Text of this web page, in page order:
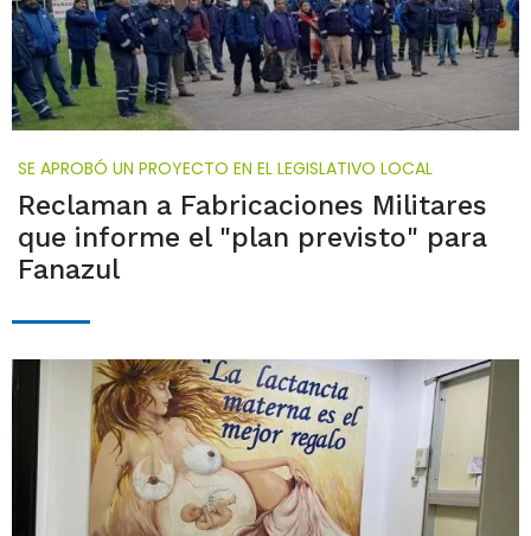
SE APROBÓ UN PROYECTO EN EL LEGISLATIVO LOCAL
Reclaman a Fabricaciones Militares
que informe el "plan previsto" para
Fanazul